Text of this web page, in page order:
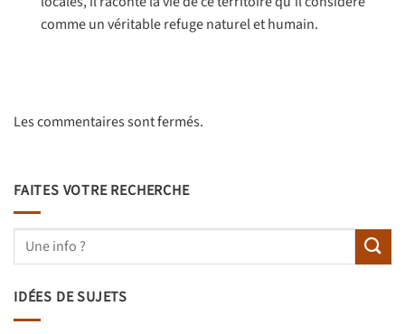
comme un véritable refuge naturel et humain.
Les commentaires sont fermés.
FAITES VOTRE RECHERCHE
IDÉES DE SUJETS